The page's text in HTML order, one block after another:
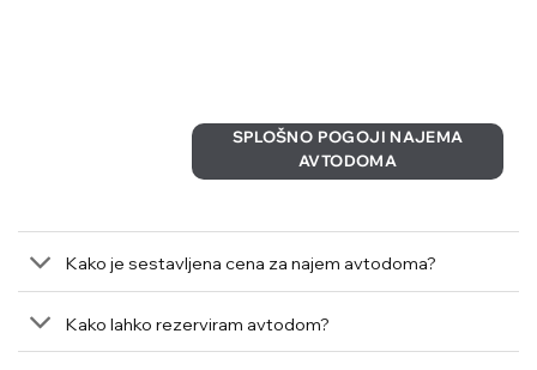
SPLOŠNO POGOJI NAJEMA
AVTODOMA
Kako je sestavljena cena za najem avtodoma?
Kako lahko rezerviram avtodom?